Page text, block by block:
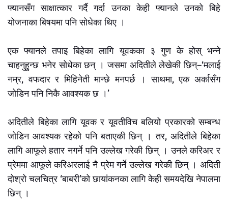
फ्यानसँग साक्षात्कार गर्दै गर्दा उनका केही फ्यानले उनको बिहे
योजनाका बिषयमा पनि सोधेका थिए ।
एक फ्यानले तपाइ बिहेका लागि यूवकका ३ गुण के होस् भन्ने
चाहनुहुन्छ भनेर सोधेका छन् । जसमा अदितीले लेखेकी छिन्–‘मलाई
नम्र, वफदार र मिहिनेती मान्छे मनपर्छ । साथमा, एक अर्कासँग
जोडिन पनि निकै आवश्यक छ ।’
अदितीले बिहेका लागि यूवक र यूवतीविच बलियो प्रकारको सम्बन्ध
जोडिन आवश्यक रहेको पनि बताएकी छिन् । तर, अदितीले बिहेका
लागि आफूले हतार नगर्ने पनि उल्लेख गरेकी छिन् । उनले करिअर र
प्रेममा आफूले करिअरलाई नै प्रेम गर्ने उल्लेख गरेकी छिन् । अदिती
दोश्रो चलचित्र ‘बाबरी’को छायांकनका लागि केही समयदेखि नेपालमा
छिन् ।